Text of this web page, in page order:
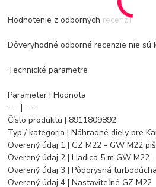
Hodnotenie z odborných recenzií
Dôveryhodné odborné recenzie nie sú
Technické parametre
Parameter | Hodnota
--- | ---
Číslo produktu | 8911809892
Typ / kategória | Náhradné diely pre
Overený údaj 1 | GZ M22 - GW M22
Overený údaj 2 | Hadica 5 m GW M22
Overený údaj 3 | Pôdorysná
Overený údaj 4 | Nastaviteľné GZ M22